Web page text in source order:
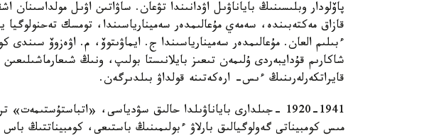
پاۆلودار وبلىسىنىڭ باياناۋىل اۋدانىندا تۋعان. ساۋاتىن اۋىل مولداسىنان
قازاق مەكتەبىندە، سەمەي مۇعالىمدەر سەمينارياسىندا، تومسك
ءبىلىم العان. مۇعالىمدەر سەمينارياسىندا ج. ايماۋىتوۆ، م. اۋەزوۆ سىندى
شاكارىم قۇدايبەردى ۇلىمەن تىعىز بايلانىستا بولىپ، ونىڭ
قايراتكەرلەرىنىڭ ءىس- ارەكەتىنە قولداۋ بىلدىرگەن.
1920-1941 -جىلدارى باياناۋىلدا حالىق سۋدياسى،